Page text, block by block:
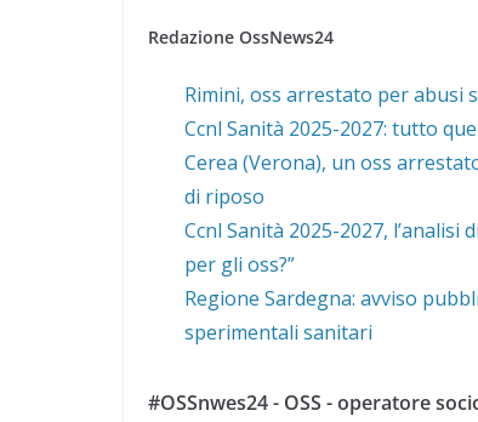
Redazione OssNews24
Rimini, oss arrestato per abusi
Ccnl Sanità 2025-2027: tutto
Cerea (Verona), un oss
di riposo
Ccnl Sanità 2025-2027, l’analisi
per gli oss?”
Regione Sardegna: avviso
sperimentali sanitari
#OSSnwes24 - OSS - operatore